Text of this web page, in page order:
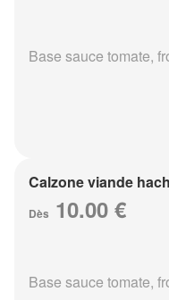
Base sauce tomate,
Calzone viande
Dès 10.00 €
Base sauce tomate,